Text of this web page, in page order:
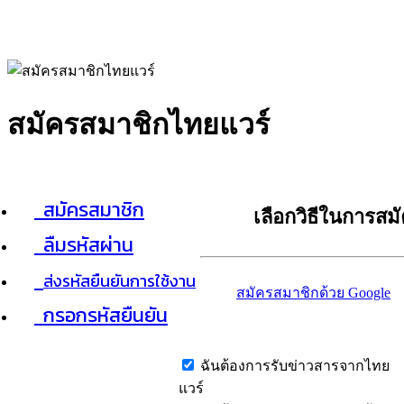
สมัครสมาชิกไทยแวร์
สมัครสมาชิก
ลืมรหัสผ่าน
ส่งรหัสยืนยันการใช้งาน
กรอกรหัสยืนยัน
เลือกวิธีในการส
สมัครสมาชิกด้วย Google
ฉันต้องการรับข่าวสารจากไทย
แวร์